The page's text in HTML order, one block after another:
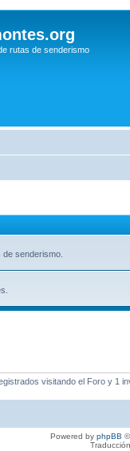
rutas de senderismo
senderismo.
visitando el Foro y 1
Powered by phpBB